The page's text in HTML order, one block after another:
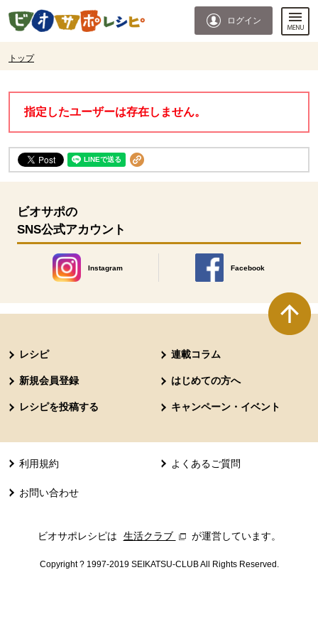
ページの先頭です。
ログイン
トップ
現在位置ここまで
指定したユーザーは存在しません。
ビオサポの
SNS公式アカウント
Instagram
別のウィンドウで開きます。
Facebook
別のウィンドウで開きます
レシピ 連載コラム
新規会員登録 はじめての方へ
レシピを投稿する キャンペーン・イベント
利用規約 よくあるご質問
お問い合わせ
ビオサポレシピは 生活クラブ 別のウィンドウで開きます。
が運営しています。
Copyright ? 1997-2019 SEIKATSU-CLUB All Rights Reserved.